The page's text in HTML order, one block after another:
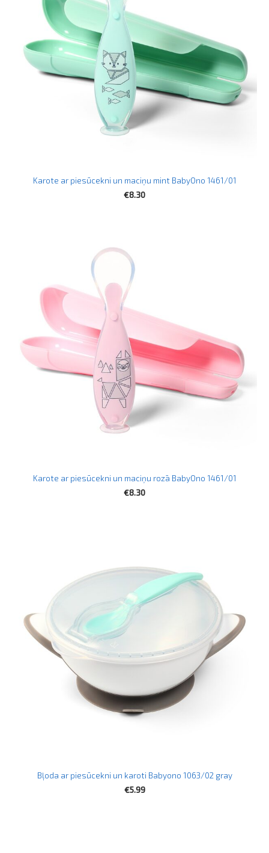
Karote ar piesūcekni un maciņu mint BabyOno 1461/01
€8.30
Karote ar piesūcekni un maciņu rozā BabyOno 1461/01
€8.30
Bļoda ar piesūcekni un karoti Babyono 1063/02 gray
€5.99